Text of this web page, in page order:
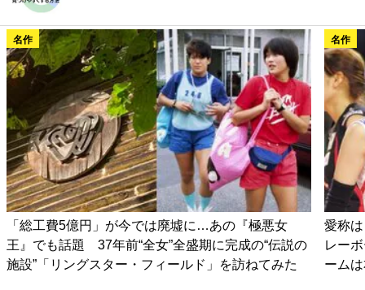
名作
「総工費5億円」が今では廃墟に…あの『極悪女
王』でも話題 37年前“全女”全盛期に完成の“伝説の
施設”「リングスター・フィールド」を訪ねてみた
名作
愛称
レー
ーム